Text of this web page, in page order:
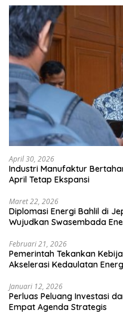
April 30, 2026
Industri Manufaktur
April Tetap Ekspansi
Maret 22, 2026
Diplomasi Energi Bahlil di
Wujudkan Swasembada
Februari 21, 2026
Pemerintah Tekankan
Akselerasi Kedaulatan
Januari 12, 2026
Perluas Peluang Investasi
Empat Agenda Strategis